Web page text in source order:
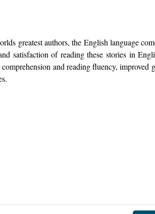
greatest authors, the English language
satisfaction of reading these stories in
and reading fluency, improved